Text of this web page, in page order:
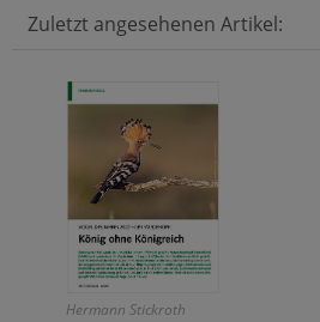
Zuletzt angesehenen Artikel:
Hermann Stickroth